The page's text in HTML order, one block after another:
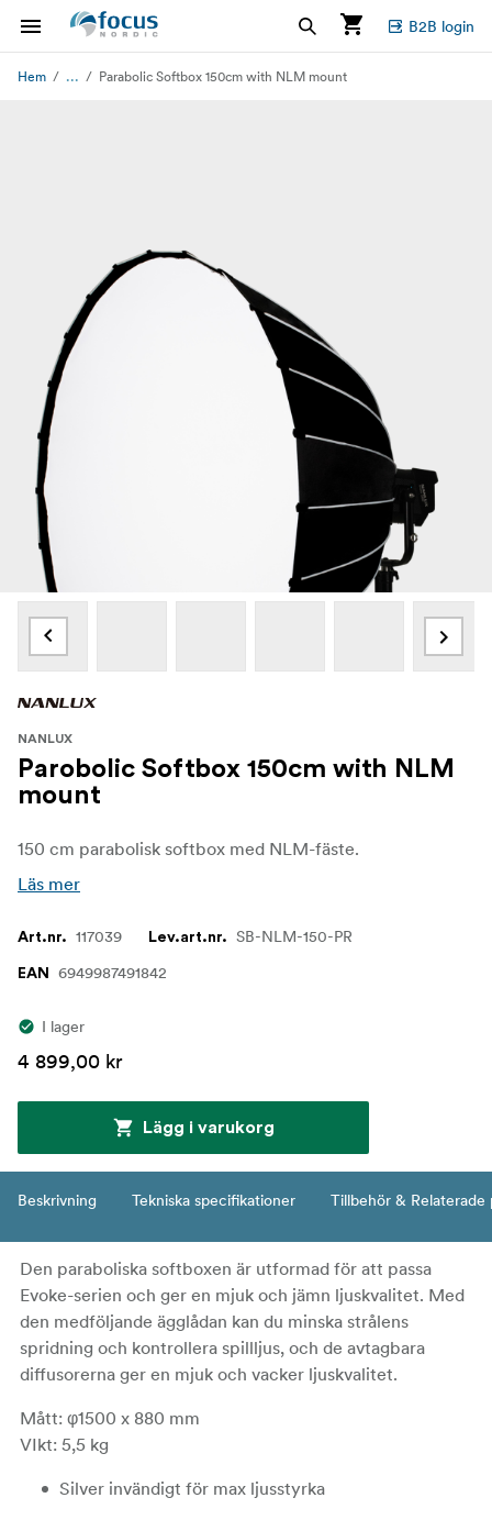
B2B login
Hem ... Parabolic Softbox 150cm with NLM mount
NANLUX
Parobolic Softbox 150cm with NLM
mount
150 cm parabolisk softbox med NLM-fäste.
Läs mer
Art.nr. 117039 Lev.art.nr. SB-NLM-150-PR
EAN 6949987491842
I lager
4 899,00 kr
Lägg i varukorg
Beskrivning Tekniska specifikationer Tillbehör & Relaterade
Den paraboliska softboxen är utformad för att passa
Evoke-serien och ger en mjuk och jämn ljuskvalitet. Med
den medföljande ägglådan kan du minska strålens
spridning och kontrollera spillljus, och de avtagbara
diffusorerna ger en mjuk och vacker ljuskvalitet.
Mått: φ1500 x 880 mm
VIkt: 5,5 kg
Silver invändigt för max ljusstyrka